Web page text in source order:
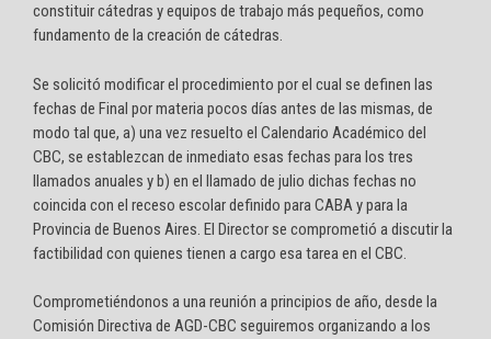
constituir cátedras y equipos de trabajo más pequeños, como
fundamento de la creación de cátedras.
Se solicitó modificar el procedimiento por el cual se definen las
fechas de Final por materia pocos días antes de las mismas, de
modo tal que, a) una vez resuelto el Calendario Académico del
CBC, se establezcan de inmediato esas fechas para los tres
llamados anuales y b) en el llamado de julio dichas fechas no
coincida con el receso escolar definido para CABA y para la
Provincia de Buenos Aires. El Director se comprometió a discutir la
factibilidad con quienes tienen a cargo esa tarea en el CBC.
Comprometiéndonos a una reunión a principios de año, desde la
Comisión Directiva de AGD-CBC seguiremos organizando a los